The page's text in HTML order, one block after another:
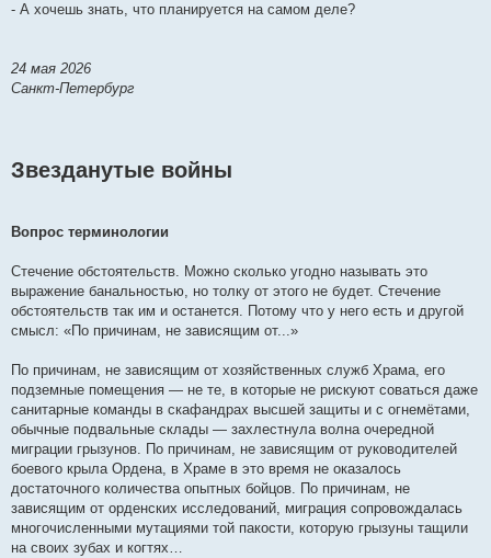
- А хочешь знать, что планируется на самом деле?
24 мая 2026
Санкт-Петербург
Звезданутые войны
Вопрос терминологии
Стечение обстоятельств. Можно сколько угодно называть это
выражение банальностью, но толку от этого не будет. Стечение
обстоятельств так им и останется. Потому что у него есть и другой
смысл: «По причинам, не зависящим от...»
По причинам, не зависящим от хозяйственных служб Храма, его
подземные помещения — не те, в которые не рискуют соваться даже
санитарные команды в скафандрах высшей защиты и с огнемётами,
обычные подвальные склады — захлестнула волна очередной
миграции грызунов. По причинам, не зависящим от руководителей
боевого крыла Ордена, в Храме в это время не оказалось
достаточного количества опытных бойцов. По причинам, не
зависящим от орденских исследований, миграция сопровождалась
многочисленными мутациями той пакости, которую грызуны тащили
на своих зубах и когтях…